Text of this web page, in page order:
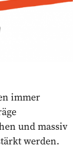
immer
und massiv
werden.